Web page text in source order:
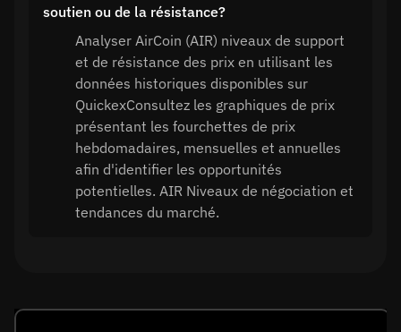
soutien ou de la résistance?
Analyser AirCoin (AIR) niveaux de support
et de résistance des prix en utilisant les
données historiques disponibles sur
QuickexConsultez les graphiques de prix
présentant les fourchettes de prix
hebdomadaires, mensuelles et annuelles
afin d'identifier les opportunités
potentielles. AIR Niveaux de négociation et
tendances du marché.